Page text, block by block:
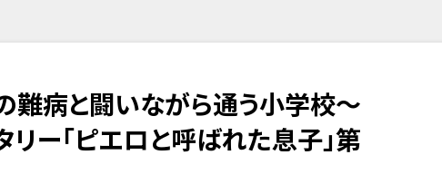
難病と闘いながら通う小学校～
ー「ピエロと呼ばれた息子」第